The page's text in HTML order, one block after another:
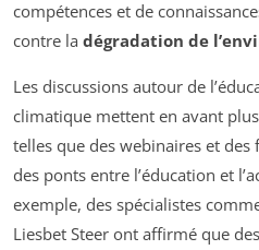
compétences et de
contre la dégradation de
Les discussions autour de
climatique mettent en avant
telles que des webinaires et
des ponts entre l’éducation et
exemple, des spécialistes
Liesbet Steer ont affirmé que